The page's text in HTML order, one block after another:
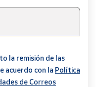
la remisión de las
acuerdo con la Política
de Correos